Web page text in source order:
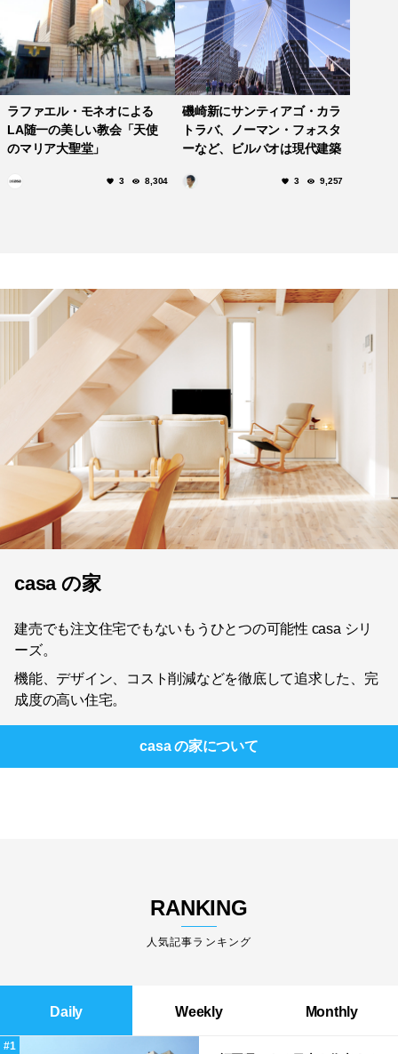
ラファエル・モネオによる
LA随一の美しい教会「天使
のマリア大聖堂」
3 8,304
磯崎新にサンティアゴ・カラ
トラバ、ノーマン・フォスタ
ーなど、ビルバオは現代建築
3 9,257
casa の家
建売でも注文住宅でもないもうひとつの可能性 casa シリ
ーズ。
機能、デザイン、コスト削減などを徹底して追求した、完
成度の高い住宅。
casa の家について
RANKING
人気記事ランキング
Daily Weekly Monthly